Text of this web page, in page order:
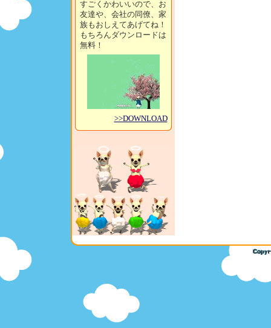
すごくかわいいので、お
友達や、会社の同僚、家
族もおしえてあげてね！
もちろんダウンロードは
無料！
>>DOWNLOAD